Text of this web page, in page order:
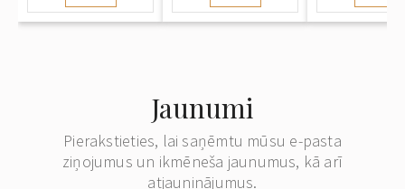
Jaunumi
Pierakstieties, lai saņēmtu mūsu e-pasta
ziņojumus un ikmēneša jaunumus, kā arī
atjauninājumus.